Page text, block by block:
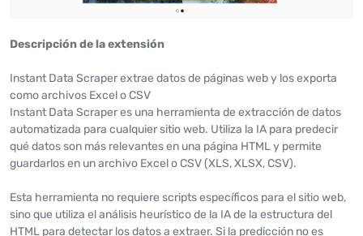
Descripción de la extensión
Instant Data Scraper extrae datos de páginas web y los exporta
como archivos Excel o CSV
Instant Data Scraper es una herramienta de extracción de datos
automatizada para cualquier sitio web. Utiliza la IA para predecir
qué datos son más relevantes en una página HTML y permite
guardarlos en un archivo Excel o CSV (XLS, XLSX, CSV).
Esta herramienta no requiere scripts específicos para el sitio web,
sino que utiliza el análisis heurístico de la IA de la estructura del
HTML para detectar los datos a extraer. Si la predicción no es